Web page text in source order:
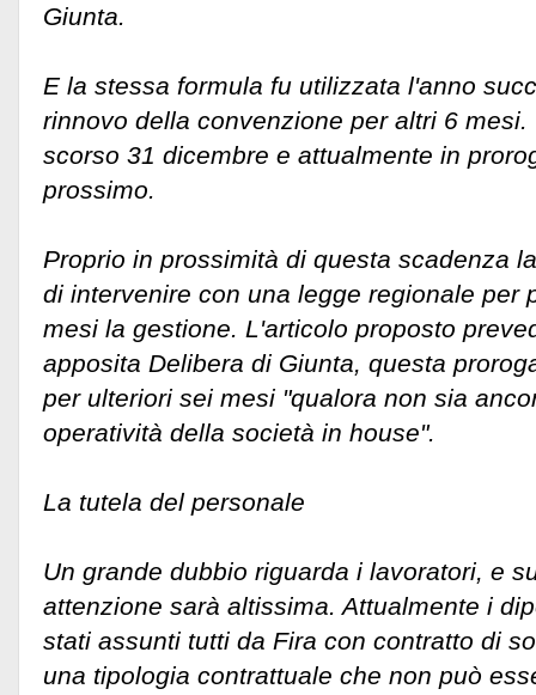
Giunta.
E la stessa formula fu utilizzata l'anno
rinnovo della convenzione per altri 6
scorso 31 dicembre e attualmente in
prossimo.
Proprio in prossimità di questa scadenza
di intervenire con una legge regionale per
mesi la gestione. L'articolo proposto
apposita Delibera di Giunta, questa
per ulteriori sei mesi "qualora non sia
operatività della società in house".
La tutela del personale
Un grande dubbio riguarda i lavoratori, e
attenzione sarà altissima. Attualmente i
stati assunti tutti da Fira con contratto di
una tipologia contrattuale che non può